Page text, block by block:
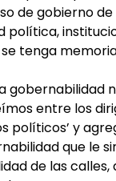
de gobierno
política,
tenga
gobernabilidad
entre los
políticos’ y
que le
de las calles,